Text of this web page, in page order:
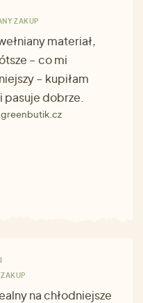
ZAKUP
materiał,
– co mi
– kupiłam
pasuje dobrze.
greenbutik.cz
na chłodniejsze